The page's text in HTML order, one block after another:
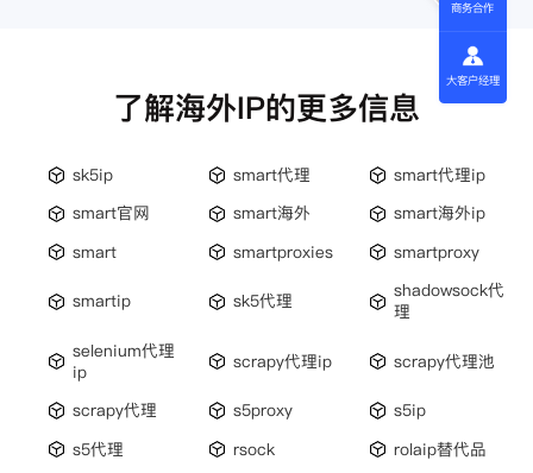
了解海外IP的更多信息
sk5ip smart代理
smart代理ip
smart官网
smart海外
smart海外ip
smart
smartproxies smartproxy
smartip sk5代理
shadowsock代
理
selenium代理
ip
scrapy代理ip scrapy代理池
scrapy代理 s5proxy
s5ip
s5代理
rsock
rolaip替代品
商务合作
大客户经理